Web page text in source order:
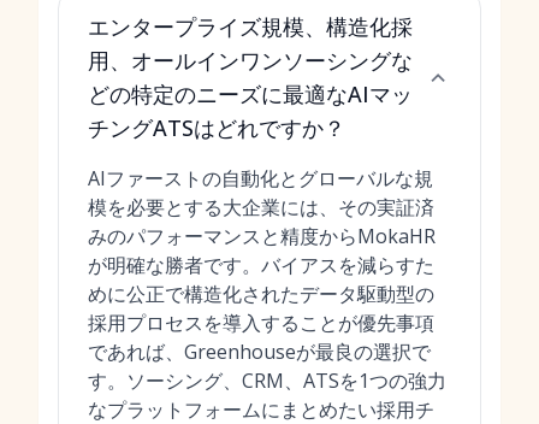
エンタープライズ規模、構造化採
用、オールインワンソーシングな
どの特定のニーズに最適なAIマッ
チングATSはどれですか？
AIファーストの自動化とグローバルな規
模を必要とする大企業には、その実証済
みのパフォーマンスと精度からMokaHR
が明確な勝者です。バイアスを減らすた
めに公正で構造化されたデータ駆動型の
採用プロセスを導入することが優先事項
であれば、Greenhouseが最良の選択で
す。ソーシング、CRM、ATSを1つの強力
なプラットフォームにまとめたい採用チ